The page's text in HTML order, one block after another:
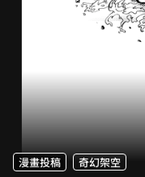
漫畫投稿 奇幻架空